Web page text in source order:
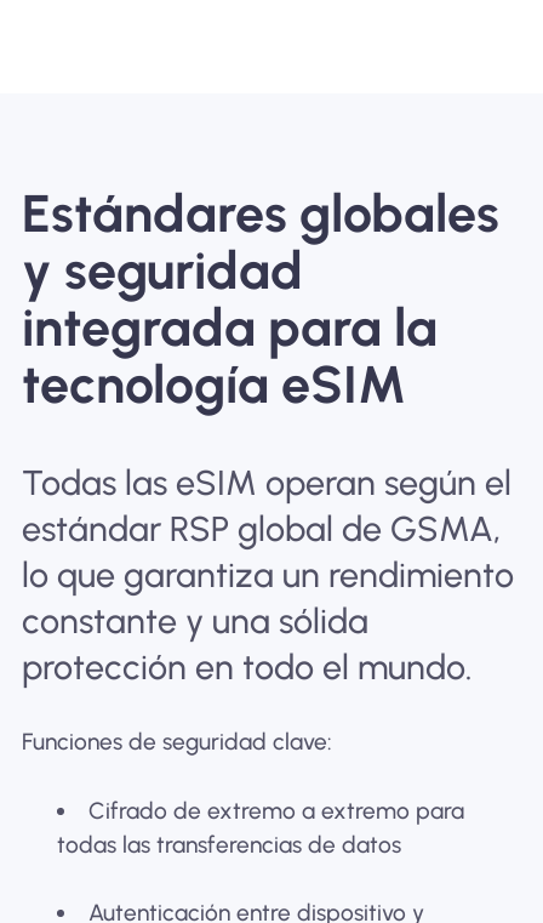
Estándares globales
y seguridad
integrada para la
tecnología eSIM
Todas las eSIM operan según el
estándar RSP global de GSMA,
lo que garantiza un rendimiento
constante y una sólida
protección en todo el mundo.
Funciones de seguridad clave:
Cifrado de extremo a extremo para
todas las transferencias de datos
Autenticación entre dispositivo y